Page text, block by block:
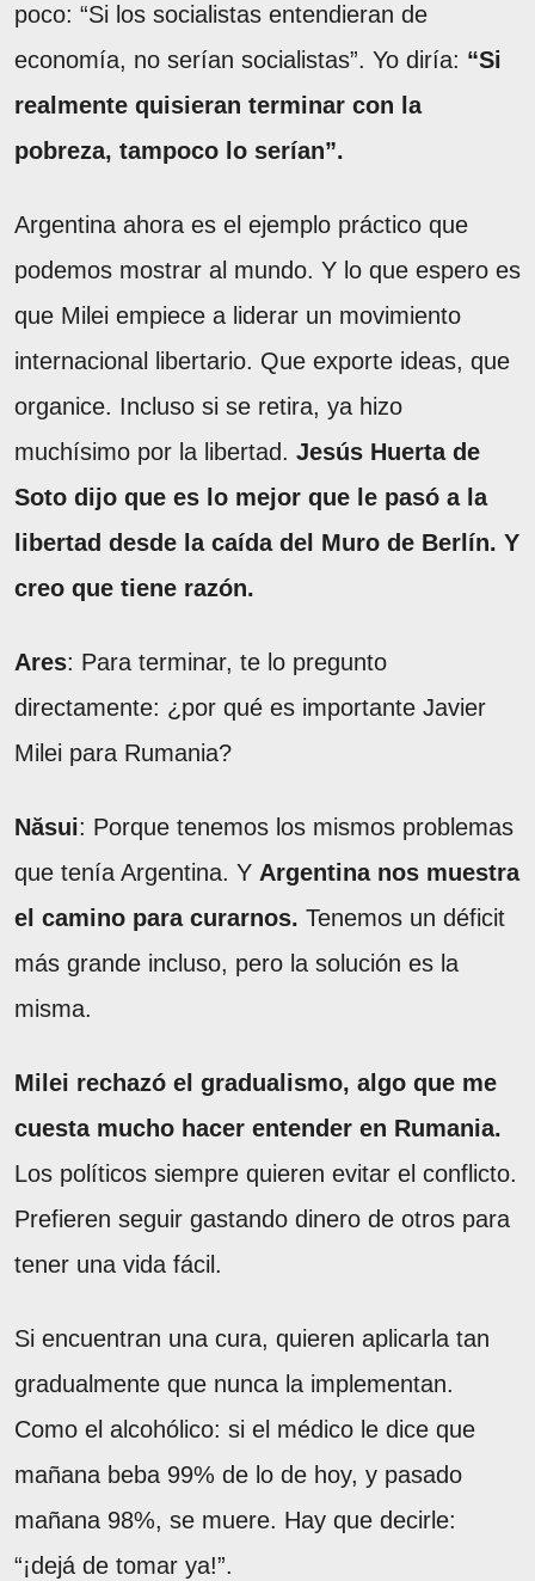
poco: “Si los socialistas entendieran de
economía, no serían socialistas”. Yo diría: “Si
realmente quisieran terminar con la
pobreza, tampoco lo serían”.
Argentina ahora es el ejemplo práctico que
podemos mostrar al mundo. Y lo que espero es
que Milei empiece a liderar un movimiento
internacional libertario. Que exporte ideas, que
organice. Incluso si se retira, ya hizo
muchísimo por la libertad. Jesús Huerta de
Soto dijo que es lo mejor que le pasó a la
libertad desde la caída del Muro de Berlín. Y
creo que tiene razón.
Ares: Para terminar, te lo pregunto
directamente: ¿por qué es importante Javier
Milei para Rumania?
Năsui: Porque tenemos los mismos problemas
que tenía Argentina. Y Argentina nos muestra
el camino para curarnos. Tenemos un déficit
más grande incluso, pero la solución es la
misma.
Milei rechazó el gradualismo, algo que me
cuesta mucho hacer entender en Rumania.
Los políticos siempre quieren evitar el conflicto.
Prefieren seguir gastando dinero de otros para
tener una vida fácil.
Si encuentran una cura, quieren aplicarla tan
gradualmente que nunca la implementan.
Como el alcohólico: si el médico le dice que
mañana beba 99% de lo de hoy, y pasado
mañana 98%, se muere. Hay que decirle:
“¡dejá de tomar ya!”.